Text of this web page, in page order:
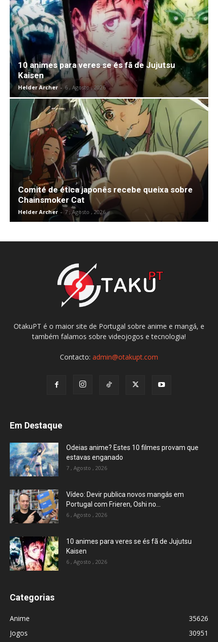
10 animes para veres se és fã de Jujutsu
Kaisen
Helder Archer - 6 , Agosto , 2026
Comité de ética japonês recebe queixa sobre
Chainsmoker Cat
Helder Archer - 7 , Agosto , 2026
OtakuPT é o maior site de Portugal sobre anime e mangá, e
também falamos sobre videojogos e tecnologia!
Contacto: admin@otakupt.com
Em Destaque
Odeias anime? Estes 10 filmes provam que
estavas enganado
7 , Agosto , 2026
Vídeo: Devir publica novos mangás em
Portugal com Frieren, Oshi no...
6 , Agosto , 2026
10 animes para veres se és fã de Jujutsu
Kaisen
6 , Agosto , 2026
Categorias
Anime
35626
Jogos
30951